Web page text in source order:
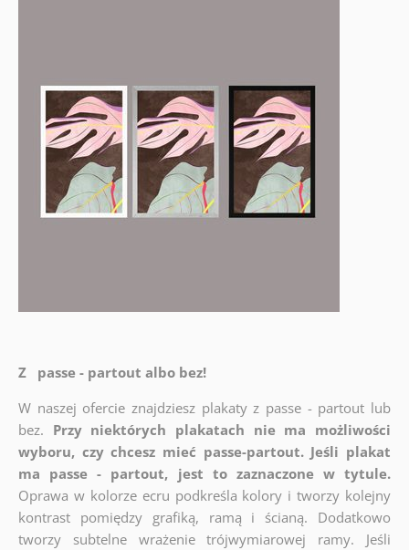
Z passe - partout albo bez!
W naszej ofercie znajdziesz plakaty z passe - partout lub
bez. Przy niektórych plakatach nie ma możliwości
wyboru, czy chcesz mieć passe-partout. Jeśli plakat
ma passe - partout, jest to zaznaczone w tytule.
Oprawa w kolorze ecru podkreśla kolory i tworzy kolejny
kontrast pomiędzy grafiką, ramą i ścianą. Dodatkowo
tworzy subtelne wrażenie trójwymiarowej ramy. Jeśli